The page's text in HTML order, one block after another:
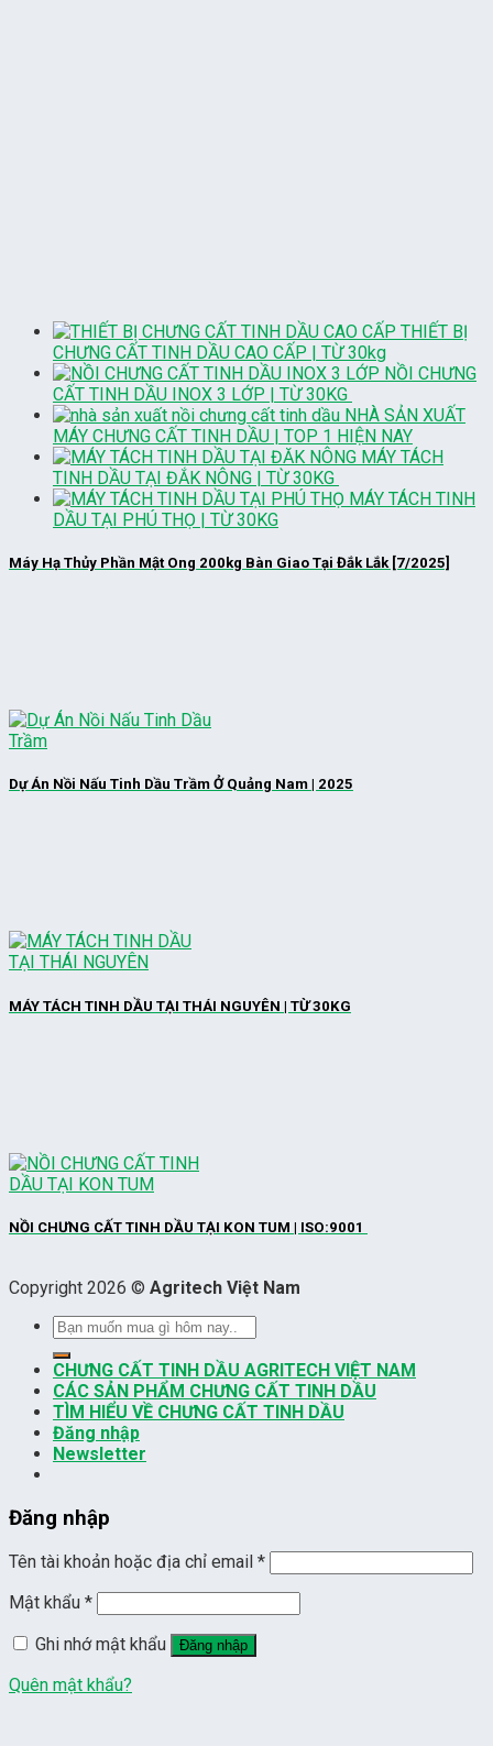
THIẾT BỊ
CHƯNG CẤT TINH DẦU CAO CẤP | TỪ 30kg
NỒI CHƯNG
CẤT TINH DẦU INOX 3 LỚP | TỪ 30KG
NHÀ SẢN XUẤT
MÁY CHƯNG CẤT TINH DẦU | TOP 1 HIỆN NAY
MÁY TÁCH
TINH DẦU TẠI ĐẮK NÔNG | TỪ 30KG
MÁY TÁCH TINH
DẦU TẠI PHÚ THỌ | TỪ 30KG
Máy Hạ Thủy Phần Mật Ong 200kg Bàn Giao Tại Đắk Lắk [7/2025]
Dự Án Nồi Nấu Tinh Dầu Trầm Ở Quảng Nam | 2025
MÁY TÁCH TINH DẦU TẠI THÁI NGUYÊN | TỪ 30KG
NỒI CHƯNG CẤT TINH DẦU TẠI KON TUM | ISO:9001
Copyright 2026 © Agritech Việt Nam
Tìm
CHƯNG CẤT TINH DẦU AGRITECH VIỆT NAM
CÁC SẢN PHẨM CHƯNG CẤT TINH DẦU
TÌM HIỂU VỀ CHƯNG CẤT TINH DẦU
Đăng nhập
Newsletter
Đăng nhập
Tên tài khoản hoặc địa chỉ email *
Mật khẩu *
Ghi nhớ mật khẩu
Đăng nhập
Quên mật khẩu?